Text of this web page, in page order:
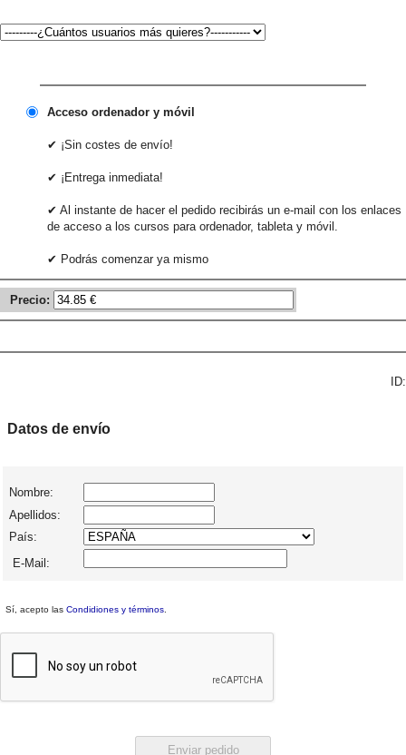
Acceso ordenador y móvil
✔ ¡Sin costes de envío!
✔ ¡Entrega inmediata!
✔ Al instante de hacer el pedido recibirás un e-mail con los enlaces
de acceso a los cursos para ordenador, tableta y móvil.
✔ Podrás comenzar ya mismo
Precio:
ID:
Datos de envío
Nombre:
Apellidos:
País:
E-Mail:
Sí, acepto las Condidiones y términos.